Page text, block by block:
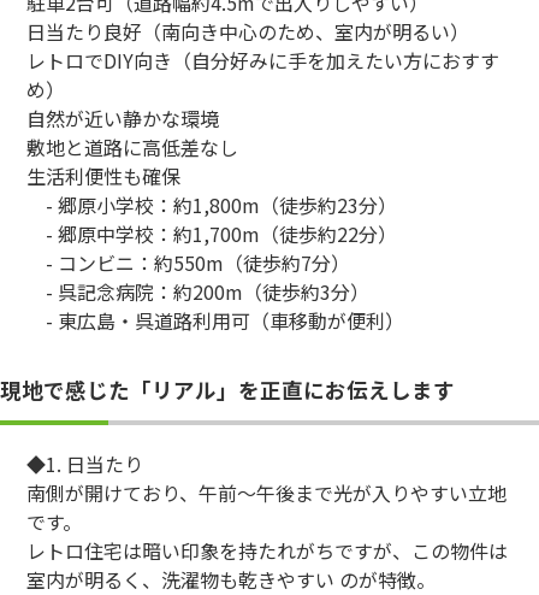
日当たり良好（南向き中心のため、室内が明るい）
レトロでDIY向き（自分好みに手を加えたい方におすす
め）
自然が近い静かな環境
敷地と道路に高低差なし
生活利便性も確保
- 郷原小学校：約1,800m（徒歩約23分）
- 郷原中学校：約1,700m（徒歩約22分）
- コンビニ：約550m（徒歩約7分）
- 呉記念病院：約200m（徒歩約3分）
- 東広島・呉道路利用可（車移動が便利）
現地で感じた「リアル」を正直にお伝えします
◆1. 日当たり
南側が開けており、午前〜午後まで光が入りやすい立地
です。
レトロ住宅は暗い印象を持たれがちですが、この物件は
室内が明るく、洗濯物も乾きやすい のが特徴。